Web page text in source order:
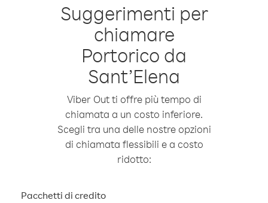
Suggerimenti per
chiamare
Portorico da
Sant’Elena
Viber Out ti offre più tempo di
chiamata a un costo inferiore.
Scegli tra una delle nostre opzioni
di chiamata flessibili e a costo
ridotto:
Pacchetti di credito